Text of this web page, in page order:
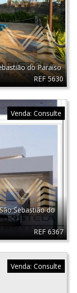
REF 5630
do Paraíso
REF 6367
Sebastião do
Venda: Consulte
Venda: Consulte